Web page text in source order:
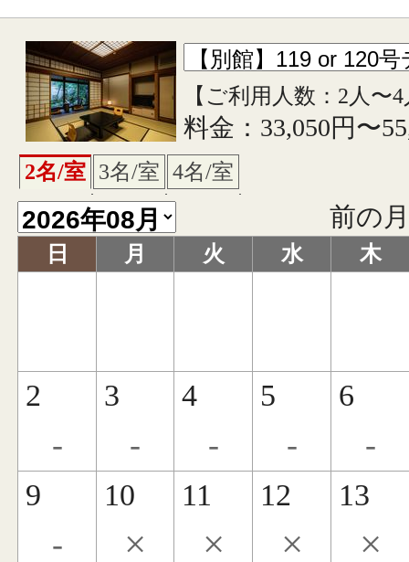
【ご利用人数：2人〜
料金：33,050円〜
2名/室 3名/室 4名/室
前の
日 月 火 水 木
2
-
3
-
4
-
5
-
6
-
9
-
10
×
11
×
12
×
13
×